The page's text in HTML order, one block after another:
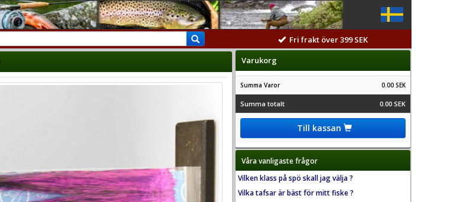
Fri frakt över 399 SEK
Varukorg
Summa Varor 0.00 SEK
Summa totalt 0.00 SEK
Till kassan
Våra vanligaste frågor
Vilken klass på spö skall jag välja ?
Vilka tafsar är bäst för mitt fiske ?